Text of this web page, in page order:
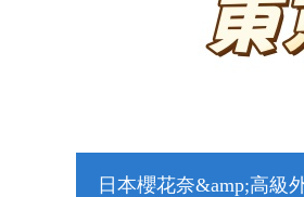
日本櫻花奈&amp;高級